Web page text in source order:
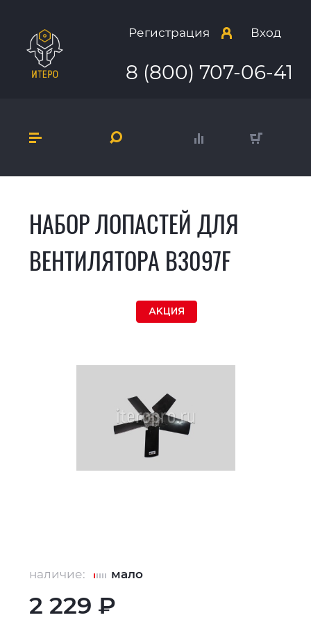
Регистрация Вход
8 (800) 707-06-41
НАБОР ЛОПАСТЕЙ ДЛЯ
ВЕНТИЛЯТОРА В3097F
АКЦИЯ
наличие: мало
2 229 ₽